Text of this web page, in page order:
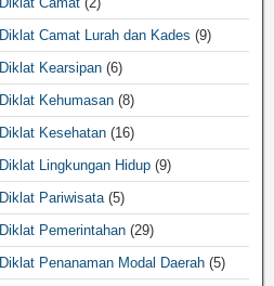
Diklat Camat Lurah dan Kades (9)
Diklat Kearsipan (6)
Diklat Kehumasan (8)
Diklat Kesehatan (16)
Diklat Lingkungan Hidup (9)
Diklat Pariwisata(5)
Diklat Pemerintahan (29)
Diklat Penanaman Modal Daerah (5)